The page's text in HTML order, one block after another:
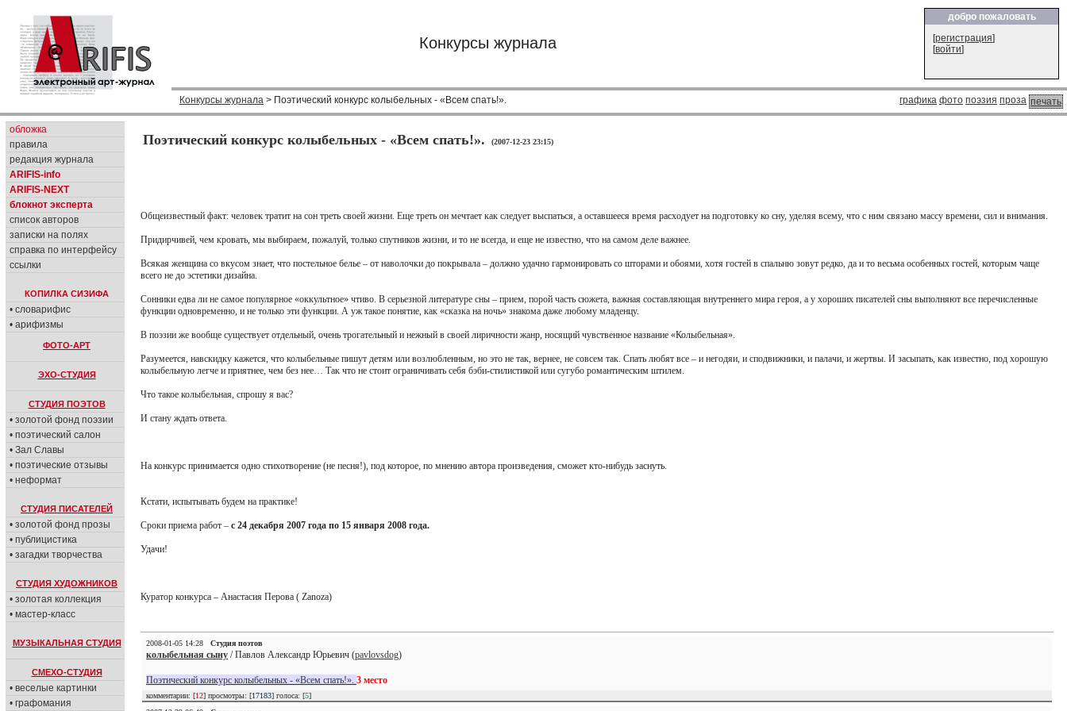
Конкурсы журнала
добро пожаловать
[регистрация]
[войти]
печать
графика фото поэзия проза
Конкурсы журнала > Поэтический конкурс колыбельных - «Всем спать!».
обложка
правила
редакция журнала
ARIFIS-info
ARIFIS-NEXT
блокнот эксперта
список авторов
записки на полях
справка по интерфейсу
ссылки
КОПИЛКА СИЗИФА
• словарифис
• арифизмы
ФОТО-АРТ
ЭХО-СТУДИЯ
СТУДИЯ ПОЭТОВ
• золотой фонд поэзии
• поэтический салон
• Зал Славы
• поэтические отзывы
• неформат
СТУДИЯ ПИСАТЕЛЕЙ
• золотой фонд прозы
• публицистика
• загадки творчества
СТУДИЯ ХУДОЖНИКОВ
• золотая коллекция
• мастер-класс
МУЗЫКАЛЬНАЯ СТУДИЯ
СМЕХО-СТУДИЯ
• веселые картинки
• графомания
Поэтический конкурс колыбельных - «Всем спать!». (2007-12-23 23:15)
Общеизвестный факт: человек тратит на сон треть своей жизни. Еще треть он мечтает как следует выспаться, а оставшееся время расходует на подготовку ко сну, уделяя всему, что с ним связано массу времени, сил и внимания.
Придирчивей, чем кровать, мы выбираем, пожалуй, только спутников жизни, и то не всегда, и еще не известно, что на самом деле важнее.
Всякая женщина со вкусом знает, что постельное белье – от наволочки до покрывала – должно удачно гармонировать со шторами и обоями, хотя гостей в спальню зовут редко, да и то весьма особенных гостей, которым чаще
всего не до эстетики дизайна.
Сонники едва ли не самое популярное «оккультное» чтиво. В серьезной литературе сны – прием, порой часть сюжета, важная составляющая внутреннего мира героя, а у хороших писателей сны выполняют все перечисленные
функции одновременно, и не только эти функции. А уж такое понятие, как «сказка на ночь» знакома даже любому младенцу.
В поэзии же вообще существует отдельный, очень трогательный и нежный в своей лиричности жанр, носящий чувственное название «Колыбельная».
Разумеется, навскидку кажется, что колыбельные пишут детям или возлюбленным, но это не так, вернее, не совсем так. Спать любят все – и негодяи, и сподвижники, и палачи, и жертвы. И засыпать, как известно, под хорошую
колыбельную легче и приятнее, чем без нее… Так что не стоит ограничивать себя бэби-стилистикой или сугубо романтическим штилем.
Что такое колыбельная, спрошу я вас?
И стану ждать ответа.
На конкурс принимается одно стихотворение (не песня!), под которое, по мнению автора произведения, сможет кто-нибудь заснуть.
Кстати, испытывать будем на практике!
Сроки приема работ – с 24 декабря 2007 года по 15 января 2008 года.
Удачи!
Куратор конкурса – Анастасия Перова ( Zanoza)
2008-01-05 14:28 Студия поэтов
колыбельная сыну / Павлов Александр Юрьевич (pavlovsdog)
Поэтический конкурс колыбельных - «Всем спать!». 3 место
комментарии: [12] просмотры: [17183] голоса: [5]